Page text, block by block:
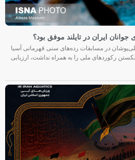
ایران در تایلند موفق بود؟
در مسابقات رده‌های سنی قهرمانی آسیا
شکستن رکوردهای ملی را به همراه نداشت، ارزیابی